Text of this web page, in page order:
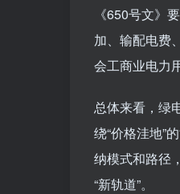
《650号文》
加、输配电费
会工商业电力
总体来看，绿
绕“价格洼地”
纳模式和路径
“新轨道”。